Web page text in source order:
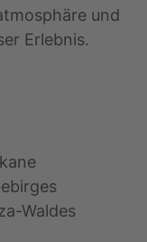
und
Erlebnis.
Waldes